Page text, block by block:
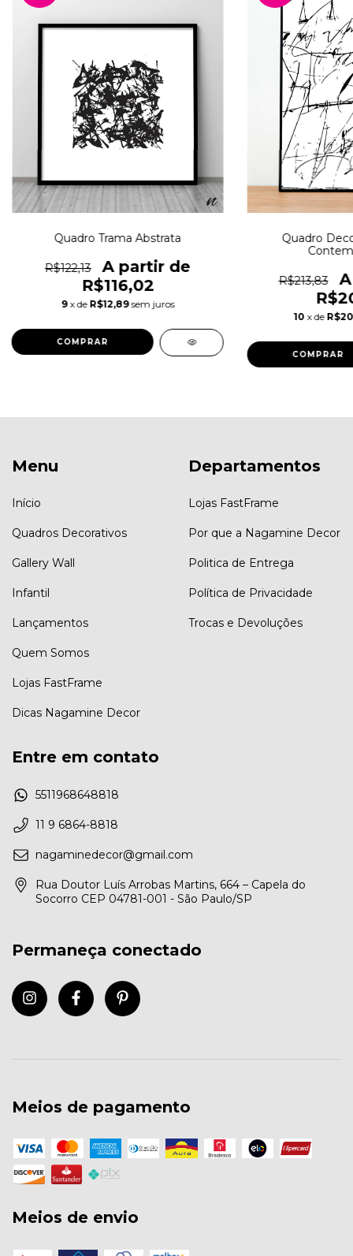
Quadro Trama Abstrata
R$122,13
R$116,02
9 x de R$12,89 sem juros
COMPRAR
Quadro
R$213,83
10 x de
COMPRAR
Menu
Início
Quadros Decorativos
Gallery Wall
Infantil
Lançamentos
Quem Somos
Lojas FastFrame
Dicas Nagamine Decor
Departamentos
Lojas FastFrame
Por que a Nagamine Decor
Politica de Entrega
Política de Privacidade
Trocas e Devoluções
Entre em contato
5511968648818
11 9 6864-8818
nagaminedecor@gmail.com
Rua Doutor Luís Arrobas Martins, 664 – Capela do
Socorro CEP 04781-001 - São Paulo/SP
Permaneça conectado
Meios de pagamento
Meios de envio